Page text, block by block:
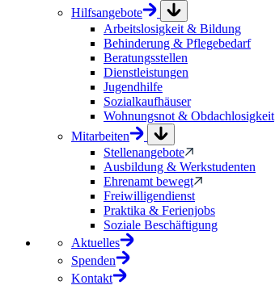
Hilfsangebote
Arbeitslosigkeit & Bildung
Behinderung & Pflegebedarf
Beratungsstellen
Dienstleistungen
Jugendhilfe
Sozialkaufhäuser
Wohnungsnot & Obdachlosigkeit
Mitarbeiten
Stellenangebote
Ausbildung & Werkstudenten
Ehrenamt bewegt
Freiwilligendienst
Praktika & Ferienjobs
Soziale Beschäftigung
Aktuelles
Spenden
Kontakt